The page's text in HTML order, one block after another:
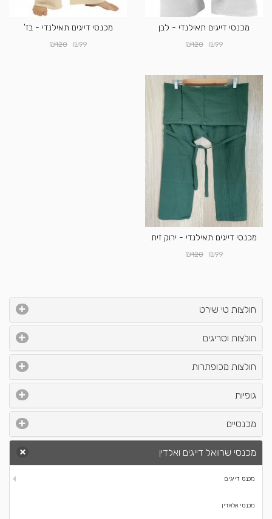
מכנסי דייגים תאילנדי - לבן
₪99
₪120
מכנסי דייגים תאילנדי - בז'
₪99
₪120
מכנסי דייגים תאילנדי - ירוק זית
₪99
₪120
חולצות טי שירט
חולצות וסריגים
חולצות מכופתרות
גופיות
מכנסיים
מכנסי שרוואל דייגים ואלדין
מכנס דייגים
מכנסי אלאדין